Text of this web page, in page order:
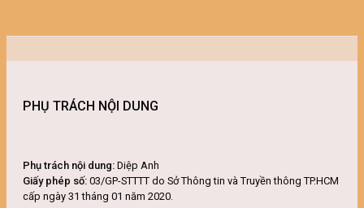
PHỤ TRÁCH NỘI DUNG
Phụ trách nội dung: Diệp Anh
Giấy phép số: 03/GP-STTTT do Sở Thông tin và Truyền thông TP.HCM
cấp ngày 31 tháng 01 năm 2020.